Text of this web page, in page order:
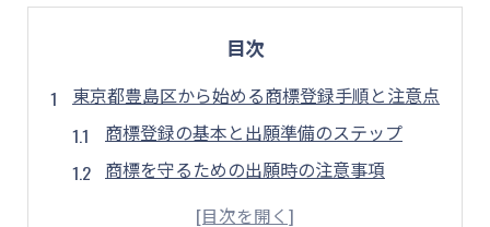
目次
東京都豊島区から始める商標登録手順と注意点
商標登録の基本と出願準備のステップ
商標を守るための出願時の注意事項
東京都豊島区で商標登録を始めるポイント